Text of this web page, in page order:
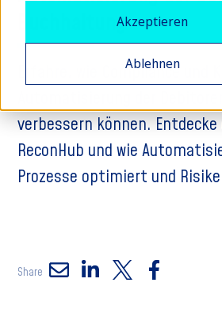
Akzeptieren
Ablehnen
Buchhaltung
Erfahre, wie Compliance und
Automatisierung der
verbessern können.
ReconHub und wie
Prozesse optimiert und
Share